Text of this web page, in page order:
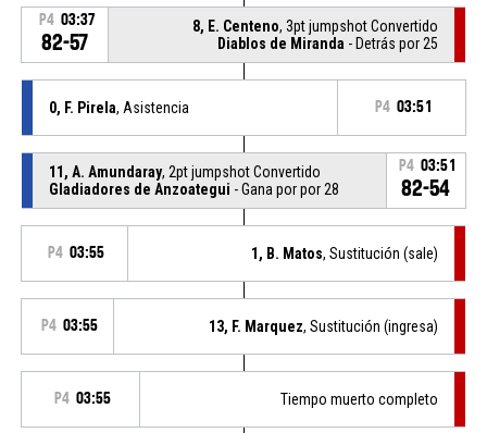
P4 03:37
82-57
8, E. Centeno, 3pt jumpshot Convertido
Diablos de Miranda - Detrás por 25
0, F. Pirela, Asistencia P4 03:51
11, A. Amundaray, 2pt jumpshot Convertido
Gladiadores de Anzoategui - Gana por por 28
P4 03:51
82-54
P4 03:55 1, B. Matos, Sustitución (sale)
P4 03:55 13, F. Marquez, Sustitución (ingresa)
P4 03:55 Tiempo muerto completo